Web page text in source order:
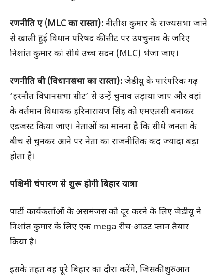
रणनीति ए (MLC का रास्ता): नीतीश कुमार के राज्यसभा जाने
से खाली हुई विधान परिषद की सीट पर उपचुनाव के जरिए
निशांत कुमार को सीधे उच्च सदन (MLC) भेजा जाए।
रणनीति बी (विधानसभा का रास्ता): जेडीयू के पारंपरिक गढ़
‘हरनौत विधानसभा सीट’ से उन्हें चुनाव लड़ाया जाए और वहां
के वर्तमान विधायक हरिनारायण सिंह को एमएलसी बनाकर
एडजस्ट किया जाए। नेताओं का मानना है कि सीधे जनता के
बीच से चुनकर आने पर नेता का राजनीतिक कद ज्यादा बड़ा
होता है।
पश्चिमी चंपारण से शुरू होगी बिहार यात्रा
पार्टी कार्यकर्ताओं के असमंजस को दूर करने के लिए जेडीयू ने
निशांत कुमार के लिए एक mega रीच-आउट प्लान तैयार
किया है।
इसके तहत वह पूरे बिहार का दौरा करेंगे, जिसकी शुरुआत